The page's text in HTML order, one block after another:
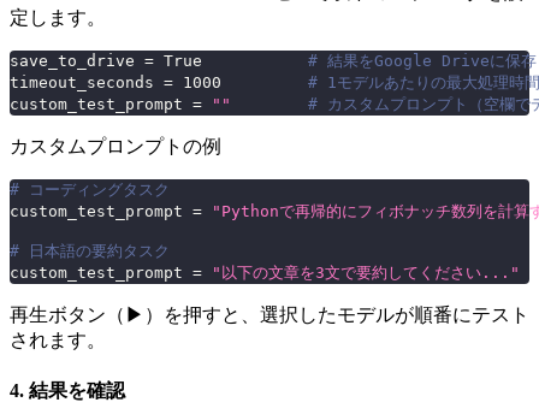
定します。
save_to_drive = True
# 結果をGoogle Driveに保存
timeout_seconds = 1000
# 1モデルあたりの最大処理時
custom_test_prompt = "" # カスタムプロンプト（空欄で
カスタムプロンプトの例
# コーディングタスク
custom_test_prompt = "Pythonで再帰的にフィボナッチ数列を計算
# 日本語の要約タスク
custom_test_prompt = "以下の文章を3文で要約してください..."
再生ボタン（▶）を押すと、選択したモデルが順番にテスト
されます。
4. 結果を確認